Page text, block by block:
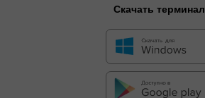
Скачать терминал